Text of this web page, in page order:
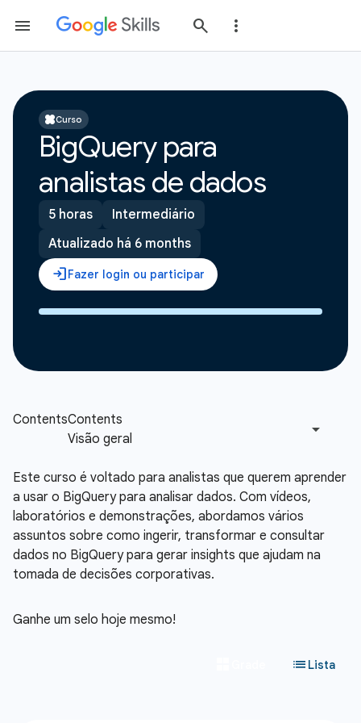
Curso
BigQuery para
analistas de dados
5 horas
Intermediário
Atualizado há 6 months
Este curso é voltado para analistas que querem aprender
a usar o BigQuery para analisar dados. Com vídeos,
laboratórios e demonstrações, abordamos vários
assuntos sobre como ingerir, transformar e consultar
dados no BigQuery para gerar insights que ajudam na
tomada de decisões corporativas.
Ganhe um selo hoje mesmo!